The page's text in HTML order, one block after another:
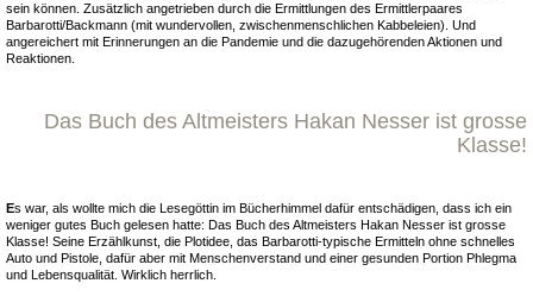
sein können. Zusätzlich angetrieben durch die Ermittlungen des Ermittlerpaares
Barbarotti/Backmann (mit wundervollen, zwischenmenschlichen Kabbeleien). Und
angereichert mit Erinnerungen an die Pandemie und die dazugehörenden Aktionen und
Reaktionen.
Das Buch des Altmeisters Hakan Nesser ist grosse
Klasse!
Es war, als wollte mich die Lesegöttin im Bücherhimmel dafür entschädigen, dass ich ein
weniger gutes Buch gelesen hatte: Das Buch des Altmeisters Hakan Nesser ist grosse
Klasse! Seine Erzählkunst, die Plotidee, das Barbarotti-typische Ermitteln ohne schnelles
Auto und Pistole, dafür aber mit Menschenverstand und einer gesunden Portion Phlegma
und Lebensqualität. Wirklich herrlich.